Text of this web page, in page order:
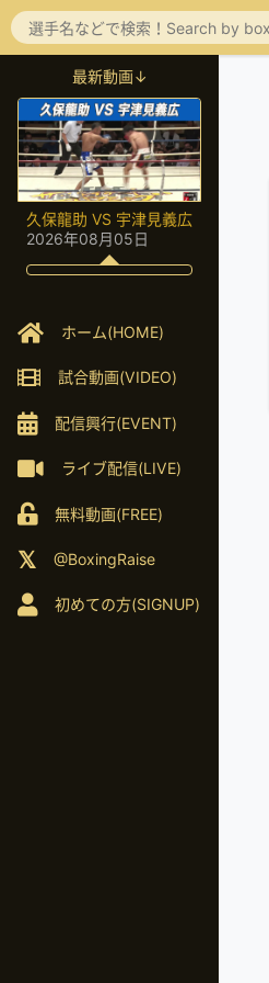
最新動画↓
久保龍助 VS 宇津見義広
2026年08月05日
ホーム(HOME)
試合動画(VIDEO)
配信興行(EVENT)
ライブ配信(LIVE)
無料動画(FREE)
@BoxingRaise
初めての方(SIGNUP)